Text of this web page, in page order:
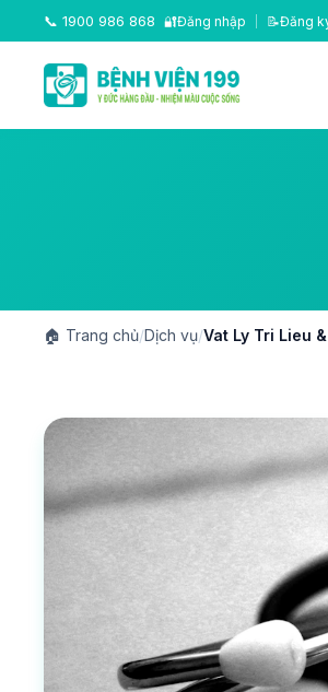
📞 1900 986 868 🔐Đăng nhập 📝Đăng
🏠 Trang chủ/Dịch vụ/Vat Ly Tri Lieu